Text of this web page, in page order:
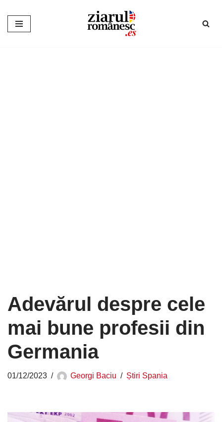
Sari
Adevărul despre cele
mai bune profesii din
Germania
01/12/2023 Georgi Baciu Știri Spania